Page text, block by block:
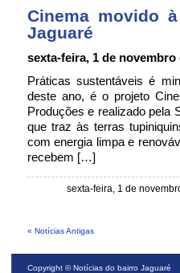
Cinema movido
Jaguaré
sexta-feira, 1 de novembro
Práticas sustentáveis é
deste ano, é o projeto
Produções e realizado pela
que traz às terras
com energia limpa e
recebem […]
sexta-feira, 1 de
« Notícias Antigas
Copyright ©Notícias do bairro Jaguaré